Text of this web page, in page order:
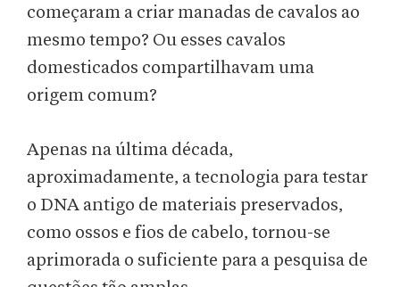
começaram a criar manadas de cavalos ao
mesmo tempo? Ou esses cavalos
domesticados compartilhavam uma
origem comum?
Apenas na última década,
aproximadamente, a tecnologia para testar
o DNA antigo de materiais preservados,
como ossos e fios de cabelo, tornou-se
aprimorada o suficiente para a pesquisa de